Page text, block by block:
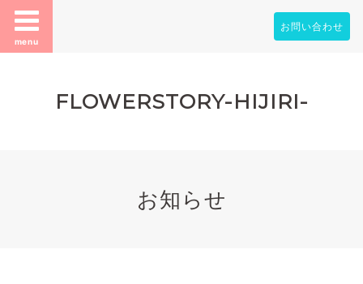
menu
お問い合わせ
FLOWERSTORY-HIJIRI-
お知らせ